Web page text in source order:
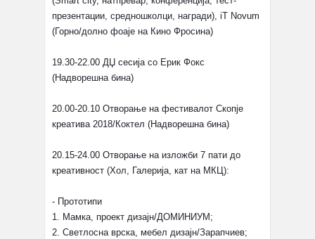
презентации, средношколци, награди), iT Novum
(Горно/долно фоаје на Кино Фросина)
19.30-22.00 ДЏ сесија со Ерик Фокс
(Надворешна бина)
20.00-20.10 Отворање на фестивалот Скопје
креатива 2018/Коктел (Надворешна бина)
20.15-24.00 Отворање на изложби 7 пати до
креативност (Хол, Галерија, кат на МКЦ):
- Прототипи
1. Мамка, проект дизајн/ДОМИНИУМ;
2. Светлосна врска, мебел дизајн/Зарапчиев;